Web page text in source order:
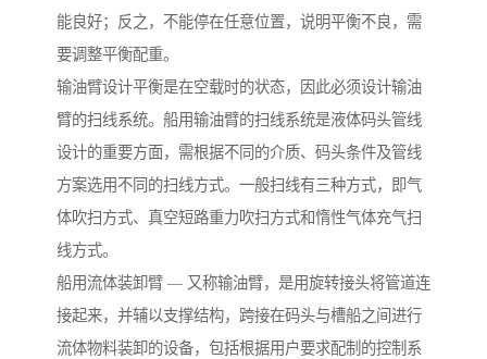
能良好；反之，不能停在任意位置，说明平衡不良，需
要调整平衡配重。
输油臂设计平衡是在空载时的状态，因此必须设计输油
臂的扫线系统。船用输油臂的扫线系统是液体码头管线
设计的重要方面，需根据不同的介质、码头条件及管线
方案选用不同的扫线方式。一般扫线有三种方式，即气
体吹扫方式、真空短路重力吹扫方式和惰性气体充气扫
线方式。
船用流体装卸臂 — 又称输油臂，是用旋转接头将管道连
接起来，并辅以支撑结构，跨接在码头与槽船之间进行
流体物料装卸的设备，包括根据用户要求配制的控制系